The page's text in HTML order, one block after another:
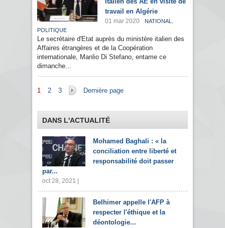
travail en Algérie
01 mar 2020 NATIONAL ,
POLITIQUE
Le secrétaire d'Etat auprès du ministère italien des
Affaires étrangères et de la Coopération
internationale, Manlio Di Stefano, entame ce
dimanche...
Pages
1 2 3 Dernière page
DANS L'ACTUALITÉ
Mohamed Baghali : « la
conciliation entre liberté et
responsabilité doit passer
par...
oct 28, 2021 |
Belhimer appelle l'AFP à
respecter l'éthique et la
déontologie...